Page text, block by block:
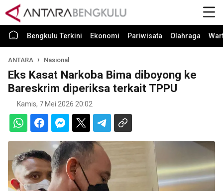
Bengkulu Terkini Ekonomi Pariwisata Olahraga
ANTARA Nasional
Eks Kasat Narkoba Bima diboyong ke
Bareskrim diperiksa terkait TPPU
Kamis, 7 Mei 2026 20:02